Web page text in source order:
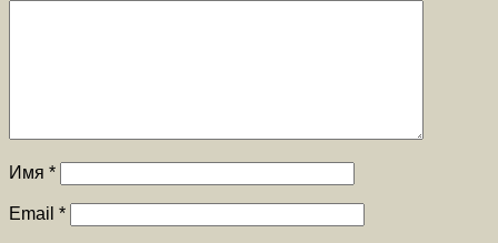
Имя *
Email *